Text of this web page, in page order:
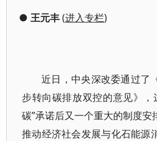
● 王元丰(进入专栏)
近日，中央深改委通过了
步转向碳排放双控的意见》，
碳”承诺后又一个重大的制度
推动经济社会发展与化石能源